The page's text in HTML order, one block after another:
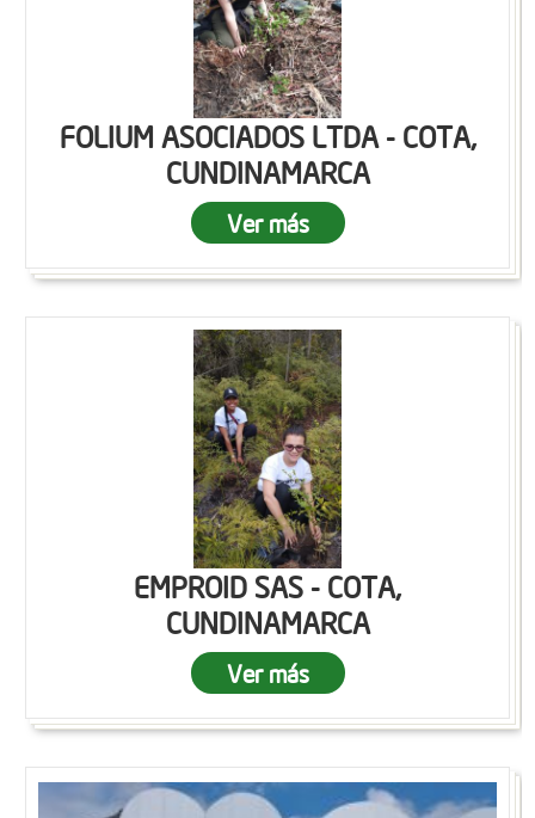
FOLIUM ASOCIADOS LTDA - COTA,
CUNDINAMARCA
Ver más
EMPROID SAS - COTA,
CUNDINAMARCA
Ver más